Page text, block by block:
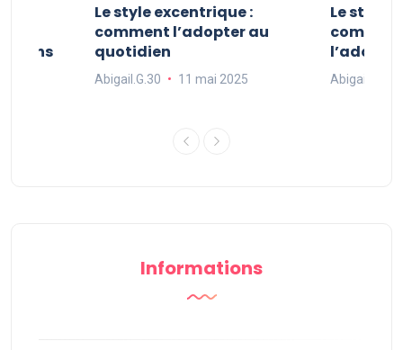
dans
Le style excentrique :
comment l’adopter au
quotidien
Abigail.G.30 11 mai 2025
Le style
Abigail.G.30
Informations